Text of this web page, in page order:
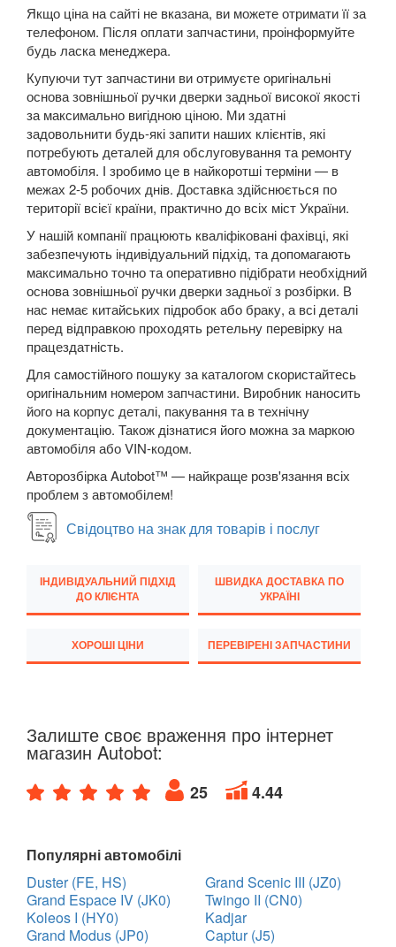
Kadjar
Kangoo II (FW, KW)
Koleos I (HY0)
Koleos II
Laguna II (BG, KG)
Laguna III (BT, DT, KT)
Latitude (L7)
Master III (HD, FD, JD)
Megane II (BM, CM, KM, LM, EM)
Megane III (BZ, DZ, KZ)
Megane IV
Modus (JP0)
Grand Modus (JP0)
Sandero II Stepway (B8)
Grand Scenic II (JM)
Grand Scenic III (JZ0)
Grand Scenic IV
Twingo III (X07)
Vel Satis (BJ0)
ZOE
ROVER
SAAB
Якщо ціна на сайті не вказана, ви можете отримати її за
телефоном. Після оплати запчастини, проінформуйте
будь ласка менеджера.
Купуючи тут запчастини ви отримуєте оригінальні
основа зовнішньої ручки дверки задньої високої якості
за максимально вигідною ціною. Ми здатні
задовольнити будь-які запити наших клієнтів, які
потребують деталей для обслуговування та ремонту
автомобіля. І зробимо це в найкоротші терміни — в
межах 2-5 робочих днів. Доставка здійснюється по
території всієї країни, практично до всіх міст України.
У нашій компанії працюють кваліфіковані фахівці, які
забезпечують індивідуальний підхід, та допомагають
максимально точно та оперативно підібрати необхідний
основа зовнішньої ручки дверки задньої з розбірки. В
нас немає китайських підробок або браку, а всі деталі
перед відправкою проходять ретельну перевірку на
працездатність.
Для самостійного пошуку за каталогом скористайтесь
оригінальним номером запчастини. Виробник наносить
його на корпус деталі, пакування та в технічну
документацію. Також дізнатися його можна за маркою
автомобіля або VIN-кодом.
Авторозбірка Autobot™ — найкраще розв'язання всіх
проблем з автомобілем!
Свідоцтво на знак для товарів і послуг
ІНДИВІДУАЛЬНИЙ ПІДХІД
ДО КЛІЄНТА
ШВИДКА ДОСТАВКА ПО
УКРАЇНІ
ХОРОШІ ЦІНИ ПЕРЕВІРЕНІ ЗАПЧАСТИНИ
Залиште своє враження про інтернет
магазин Autobot:
25 4.44
Популярні автомобілі
Duster (FE, HS)
Grand Espace IV (JK0)
Koleos I (HY0)
Grand Modus (JP0)
Grand Scenic III (JZ0)
Twingo II (CN0)
Kadjar
Captur (J5)